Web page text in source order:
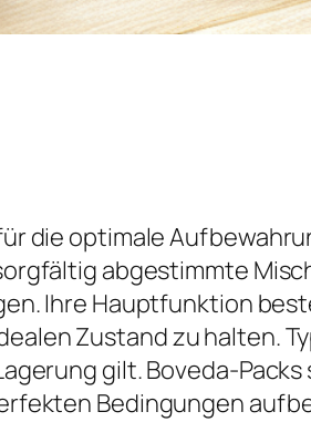
die optimale
abgestimmte
Ihre Hauptfunktion
Zustand zu halten.
gilt. Boveda-
Bedingungen